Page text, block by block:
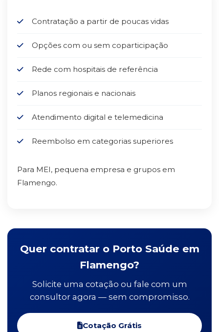
Contratação a partir de poucas vidas
Opções com ou sem coparticipação
Rede com hospitais de referência
Planos regionais e nacionais
Atendimento digital e telemedicina
Reembolso em categorias superiores
Para MEI, pequena empresa e grupos em
Flamengo.
Quer contratar o Porto Saúde em
Flamengo?
Solicite uma cotação ou fale com um
consultor agora — sem compromisso.
Cotação Grátis